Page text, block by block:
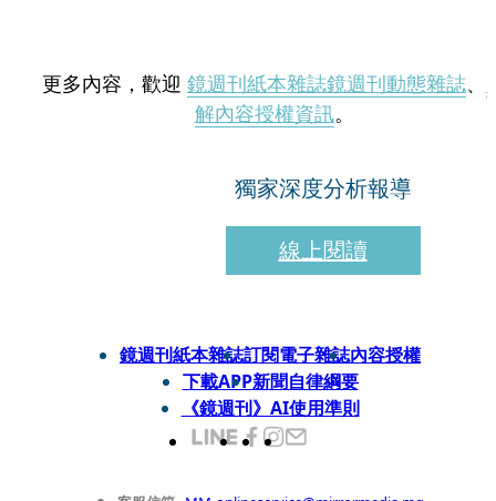
更多內容，歡迎 鏡週刊紙本雜誌鏡週刊動態雜誌、
解內容授權資訊。
獨家深度分析報導
線上閱讀
鏡週刊紙本雜誌訂閱電子雜誌內容授權
下載APP新聞自律綱要
《鏡週刊》AI使用準則